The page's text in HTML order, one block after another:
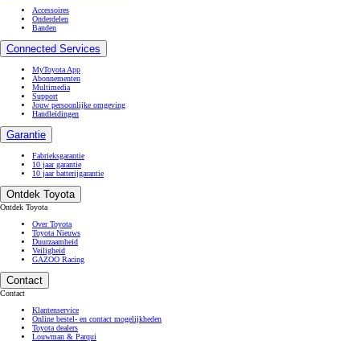
Accessoires
Onderdelen
Banden
Connected Services
MyToyota App
Abonnementen
Multimedia
Support
Jouw persoonlijke omgeving
Handleidingen
Garantie
Fabrieksgarantie
10 jaar garantie
10 jaar batterijgarantie
Ontdek Toyota
Ontdek Toyota
Over Toyota
Toyota Nieuws
Duurzaamheid
Veiligheid
GAZOO Racing
Contact
Contact
Klantenservice
Online bestel- en contact mogelijkheden
Toyota dealers
Louwman & Parqui